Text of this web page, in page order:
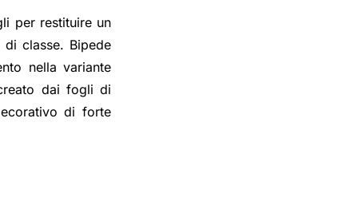
per restituire un
classe. Bipede
nella variante
dai fogli di
di forte